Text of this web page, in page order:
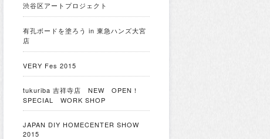
渋谷区アートプロジェクト
有孔ボードを塗ろう in 東急ハンズ大宮
店
VERY Fes 2015
tukuriba 吉祥寺店 NEW OPEN！
SPECIAL WORK SHOP
JAPAN DIY HOMECENTER SHOW
2015